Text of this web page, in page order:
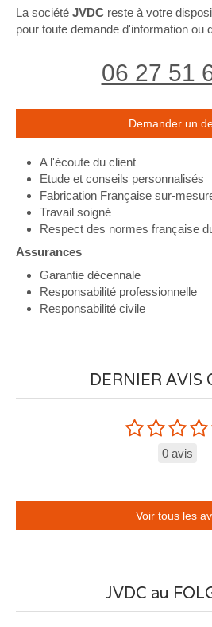
La société JVDC reste à votre
pour toute demande d'information ou
06 27 51
Demander un
A l'écoute du client
Etude et conseils personnalisés
Fabrication Française sur-
Travail soigné
Respect des normes française
Assurances
Garantie décennale
Responsabilité professionnelle
Responsabilité civile
DERNIER AVIS
0 avis
Voir tous les
JVDC au